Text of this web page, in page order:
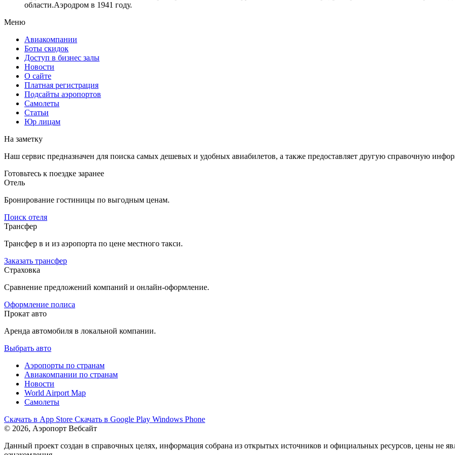
области.Аэродром в 1941 году.
Меню
Авиакомпании
Боты скидок
Доступ в бизнес залы
Новости
О сайте
Платная регистрация
Подсайты аэропортов
Самолеты
Статьи
Юр лицам
На заметку
Наш сервис предназначен для поиска самых дешевых и удобных авиабилетов, а также предоставляет другую справочную
Готовьтесь к поездке заранее
Отель
Бронирование гостиницы по выгодным ценам.
Поиск отеля
Трансфер
Трансфер в и из аэропорта по цене местного такси.
Заказать трансфер
Страховка
Сравнение предложений компаний и онлайн-оформление.
Оформление полиса
Прокат авто
Аренда автомобиля в локальной компании.
Выбрать авто
Аэропорты по странам
Авиакомпании по странам
Новости
World Airport Map
Самолеты
Скачать в App Store Скачать в Google Play Windows Phone
© 2026, Аэропорт Вебсайт
Данный проект создан в справочных целях, информация собрана из открытых источников и официальных ресурсов, цены не